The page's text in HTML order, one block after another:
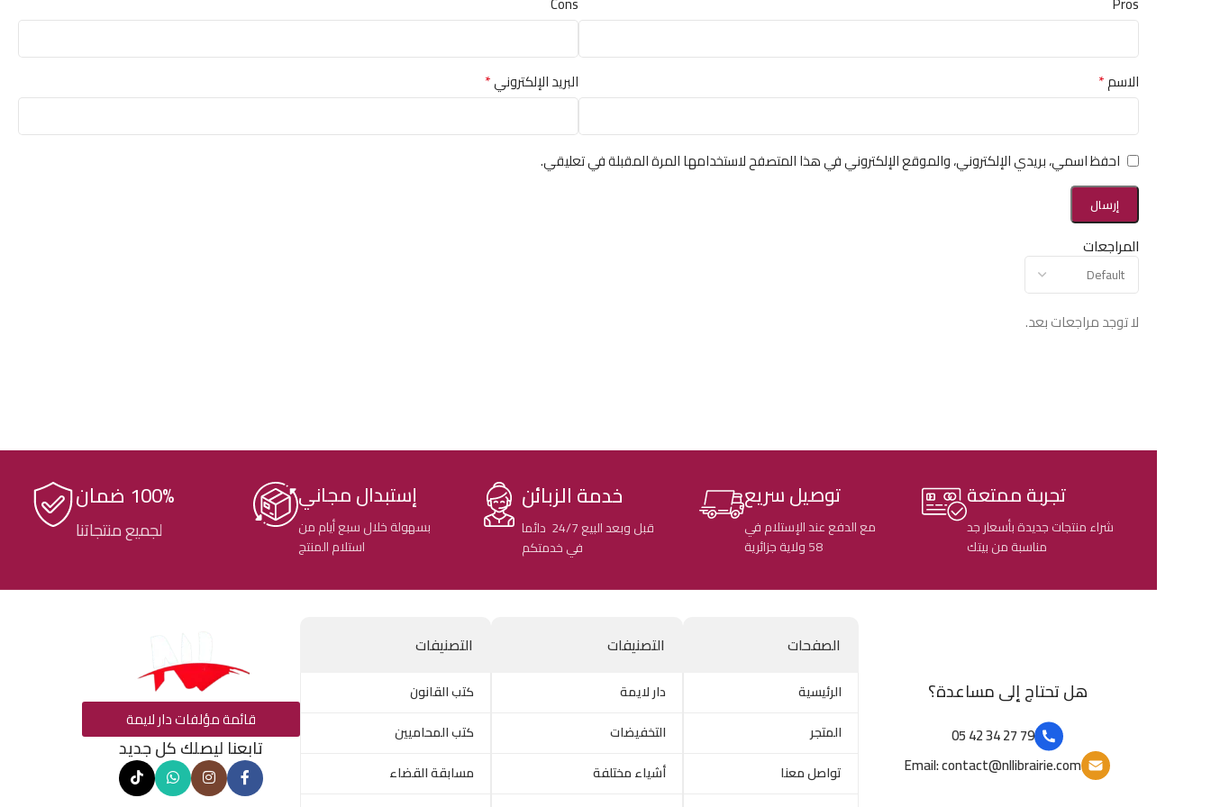
المراجعات
لا توجد مراجعات بعد.
الاسم* البريد الإلكتروني*
احفظ اسمي، بريدي الإلكتروني، والموقع الإلكتروني في هذا المتصفح لاستخدامها المرة المقبلة في تعليقي.
تجربة ممتعة
شراء منتجات جديدة بأسعار جد
مناسبة من بيتك
توصيل سريع
مع الدفع عند الإستلام في
58 ولاية جزائرية
خدمة الزبائن
قبل وبعد البيع 24/7 دائما
في خدمتكم
إستبدال مجاني
بسهولة خلال سبع أيام من
استلام المنتج
100% ضمان
لجميع منتجاتنا
هل تحتاج إلى مساعدة؟
79 27 34 42 05
Email: contact@nllibrairie.com
الصفحات
الرئيسية
المتجر
تواصل معنا
التصنيفات
دار لايمة
التخفيضات
أشياء مختلفة
التصنيفات
كتب القانون
كتب المحاميين
مسابقة القضاء
قائمة مؤلفات دار لايمة
تابعنا ليصلك كل جديد